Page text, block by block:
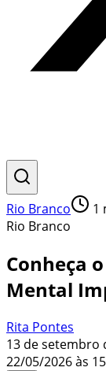
Rio Branco 1
Rio Branco
Conheça
Mental
Rita Pontes
13 de setembro
22/05/2026 às